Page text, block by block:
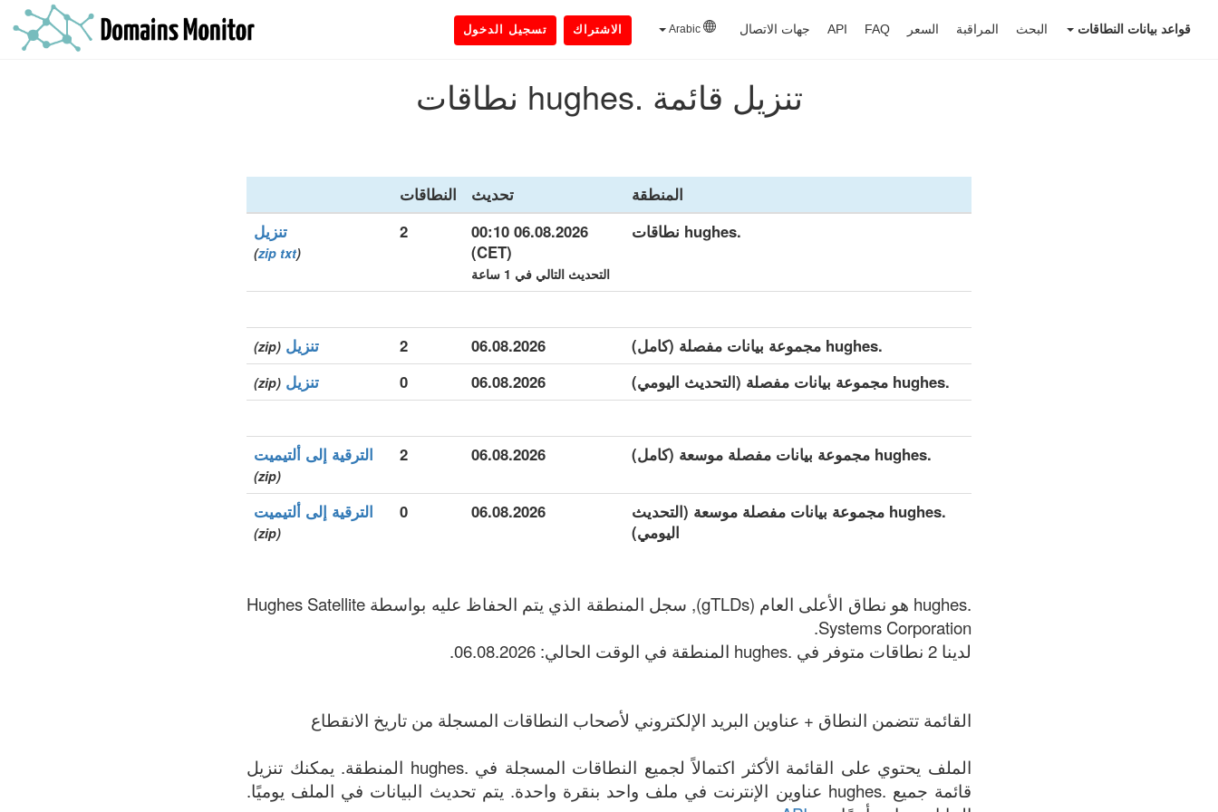
قواعد بيانات النطاقات البحث المراقبة السعر FAQ
API جهات الاتصال الاشتراك تسجيل الدخول
تنزيل قائمة .hughes نطاقات
المنطقة تحديث
النطاقات
.hughes نطاقات
06.08.2026 00:10
(CET)
التحديث التالي في 1 ساعة
2 تنزيل
(
zip txt
)
.hughes مجموعة بيانات مفصلة (كامل) 06.08.2026
2 تنزيل (zip)
.hughes مجموعة بيانات مفصلة (التحديث اليومي) 06.08.2026
0 تنزيل (zip)
.hughes مجموعة بيانات مفصلة موسعة (كامل) 06.08.2026
2 الترقية إلى ألتيميت
(zip)
.hughes مجموعة بيانات مفصلة موسعة (التحديث
اليومي)
06.08.2026
0 الترقية إلى ألتيميت
(zip)
.hughes هو نطاق الأعلى العام (gTLDs), سجل المنطقة الذي يتم الحفاظ عليه بواسطة Hughes Satellite
Systems Corporation.
لدينا 2 نطاقات متوفر في .hughes المنطقة في الوقت الحالي: 06.08.2026.
القائمة تتضمن النطاق + عناوين البريد الإلكتروني لأصحاب النطاقات المسجلة من تاريخ الانقطاع
الملف يحتوي على القائمة الأكثر اكتمالاً لجميع النطاقات المسجلة في .hughes المنطقة. يمكنك تنزيل
قائمة جميع .hughes عناوين الإنترنت في ملف واحد بنقرة واحدة. يتم تحديث البيانات في الملف يوميًا.